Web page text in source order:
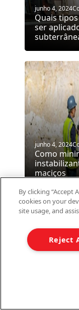
junho 4, 2024
Quais
ser
junho 4, 2024
Como
maciços
By clicking “Accept
cookies on your
site usage, and
Reject